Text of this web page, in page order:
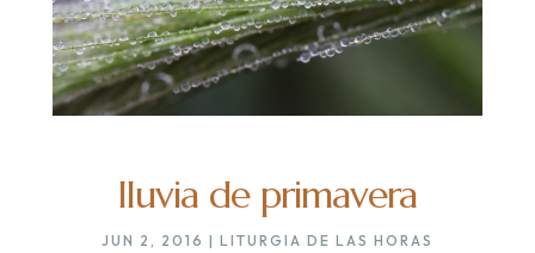
lluvia de primavera
JUN 2, 2016 | LITURGIA DE LAS HORAS